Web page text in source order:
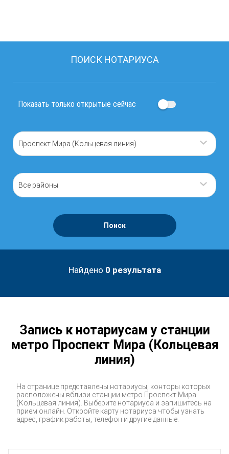
ПОИСК НОТАРИУСА
Показать только открытые сейчас
Проспект Мира (Кольцевая линия)
Все районы
Поиск
Найдено 0 результата
Запись к нотариусам у станции
метро Проспект Мира (Кольцевая
линия)
На странице представлены нотариусы, конторы которых
расположены вблизи станции метро Проспект Мира
(Кольцевая линия). Выберите нотариуса и запишитесь на
прием онлайн. Откройте карту нотариуса чтобы узнать
адрес, график работы, телефон и другие данные.